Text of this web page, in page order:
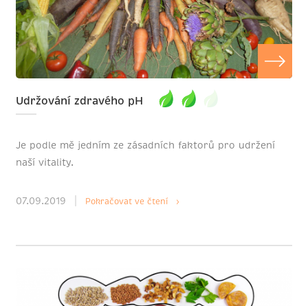
Udržování zdravého pH
Je podle mě jedním ze zásadních faktorů pro udržení
naší vitality.
07.09.2019 Pokračovat ve čtení ›